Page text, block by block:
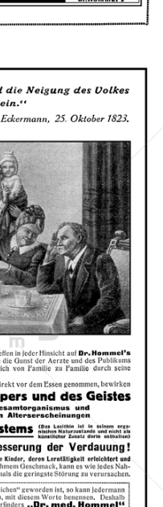
Bild-ID: 46191
Dr. Hommel's Haematogen